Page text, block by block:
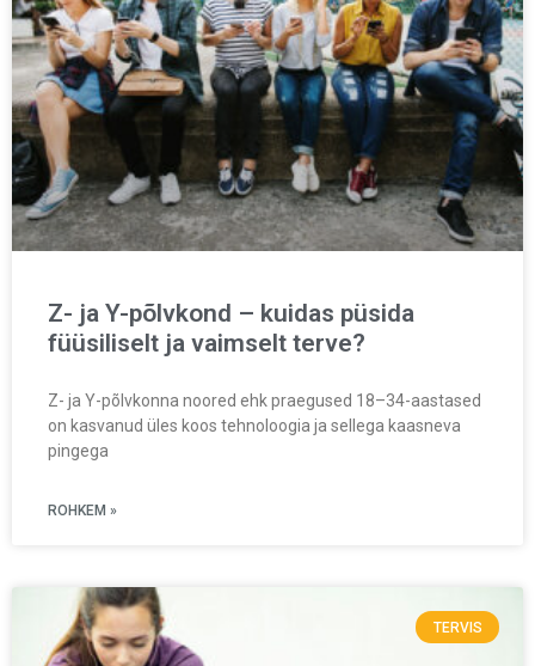
Z- ja Y-põlvkond – kuidas püsida
füüsiliselt ja vaimselt terve?
Z- ja Y-põlvkonna noored ehk praegused 18–34-aastased
on kasvanud üles koos tehnoloogia ja sellega kaasneva
pingega
ROHKEM »
TERVIS